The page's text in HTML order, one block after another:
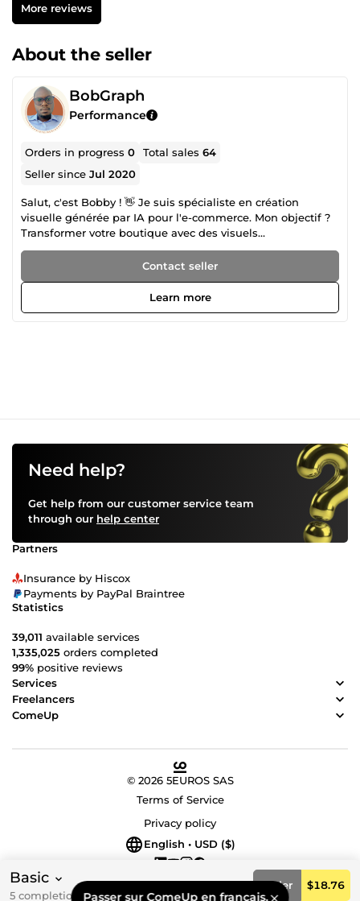
Basic
5 completion day(s)
Order $18.76
More reviews
About the seller
BobGraph
Performance
Orders in progress0 Total sales64
Seller sinceJul 2020
Salut, c'est Bobby ! 👋 Je suis spécialiste en création
visuelle générée par IA pour l'e-commerce. Mon objectif ?
Transformer votre boutique avec des visuels
professionnels qui convertissent. Ce que je crée pour vous:
✅ Vidéos produits IA - Présentations 360°, mannequins IA,
démonstrations (TikTok, Instagram, YouTube) ✅ Packs
photo+vidéo complets - Photos studio + vidéos
publicitaires prêtes à vendre ✅ Visuels pour réseaux
24-48h Scalable: générez 1000+ images par mois Format
optimisé pour chaque plateforme Prêt à booster vos
ventes ? Contactez-moi ! 🚀
Contact seller
Learn more
Passer sur ComeUp en français.
Need help?
Get help from our customer service team
through our help center
Partners
Insurance by Hiscox
Payments by PayPal Braintree
Statistics
39,011 available services
1,335,025 orders completed
99% positive reviews
Services
Freelancers
ComeUp
© 2026 5EUROS SAS
Terms of Service
Privacy policy
English • USD ($)